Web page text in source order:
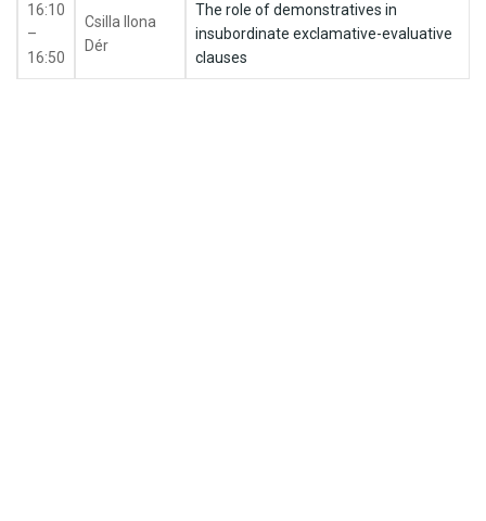
16:10
–
16:50
Csilla Ilona
Dér
The role of demonstratives in
insubordinate exclamative-evaluative
clauses